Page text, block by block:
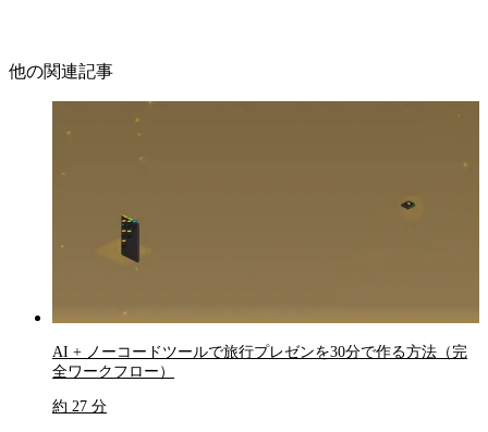
他の関連記事
AI + ノーコードツールで旅行プレゼンを30分で作る方法（完
全ワークフロー）
約 27 分